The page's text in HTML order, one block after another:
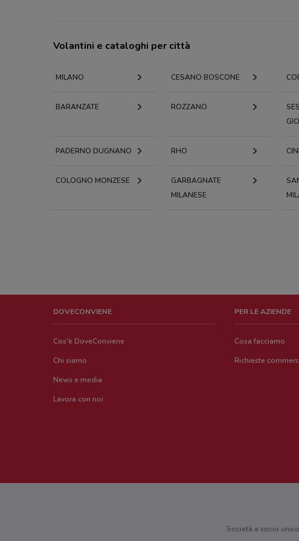
Volantini e cataloghi per città
MILANO CESANO BOSCONE
BARANZATE ROZZANO
PADERNO DUGNANO RHO
COLOGNO MONZESE
GARBAGNATE
MILANESE
DOVECONVIENE
Cos'è DoveConviene
Chi siamo
News e media
Lavora con noi
PER LE AZIENDE
Cosa facciamo
Richieste
Società a socio